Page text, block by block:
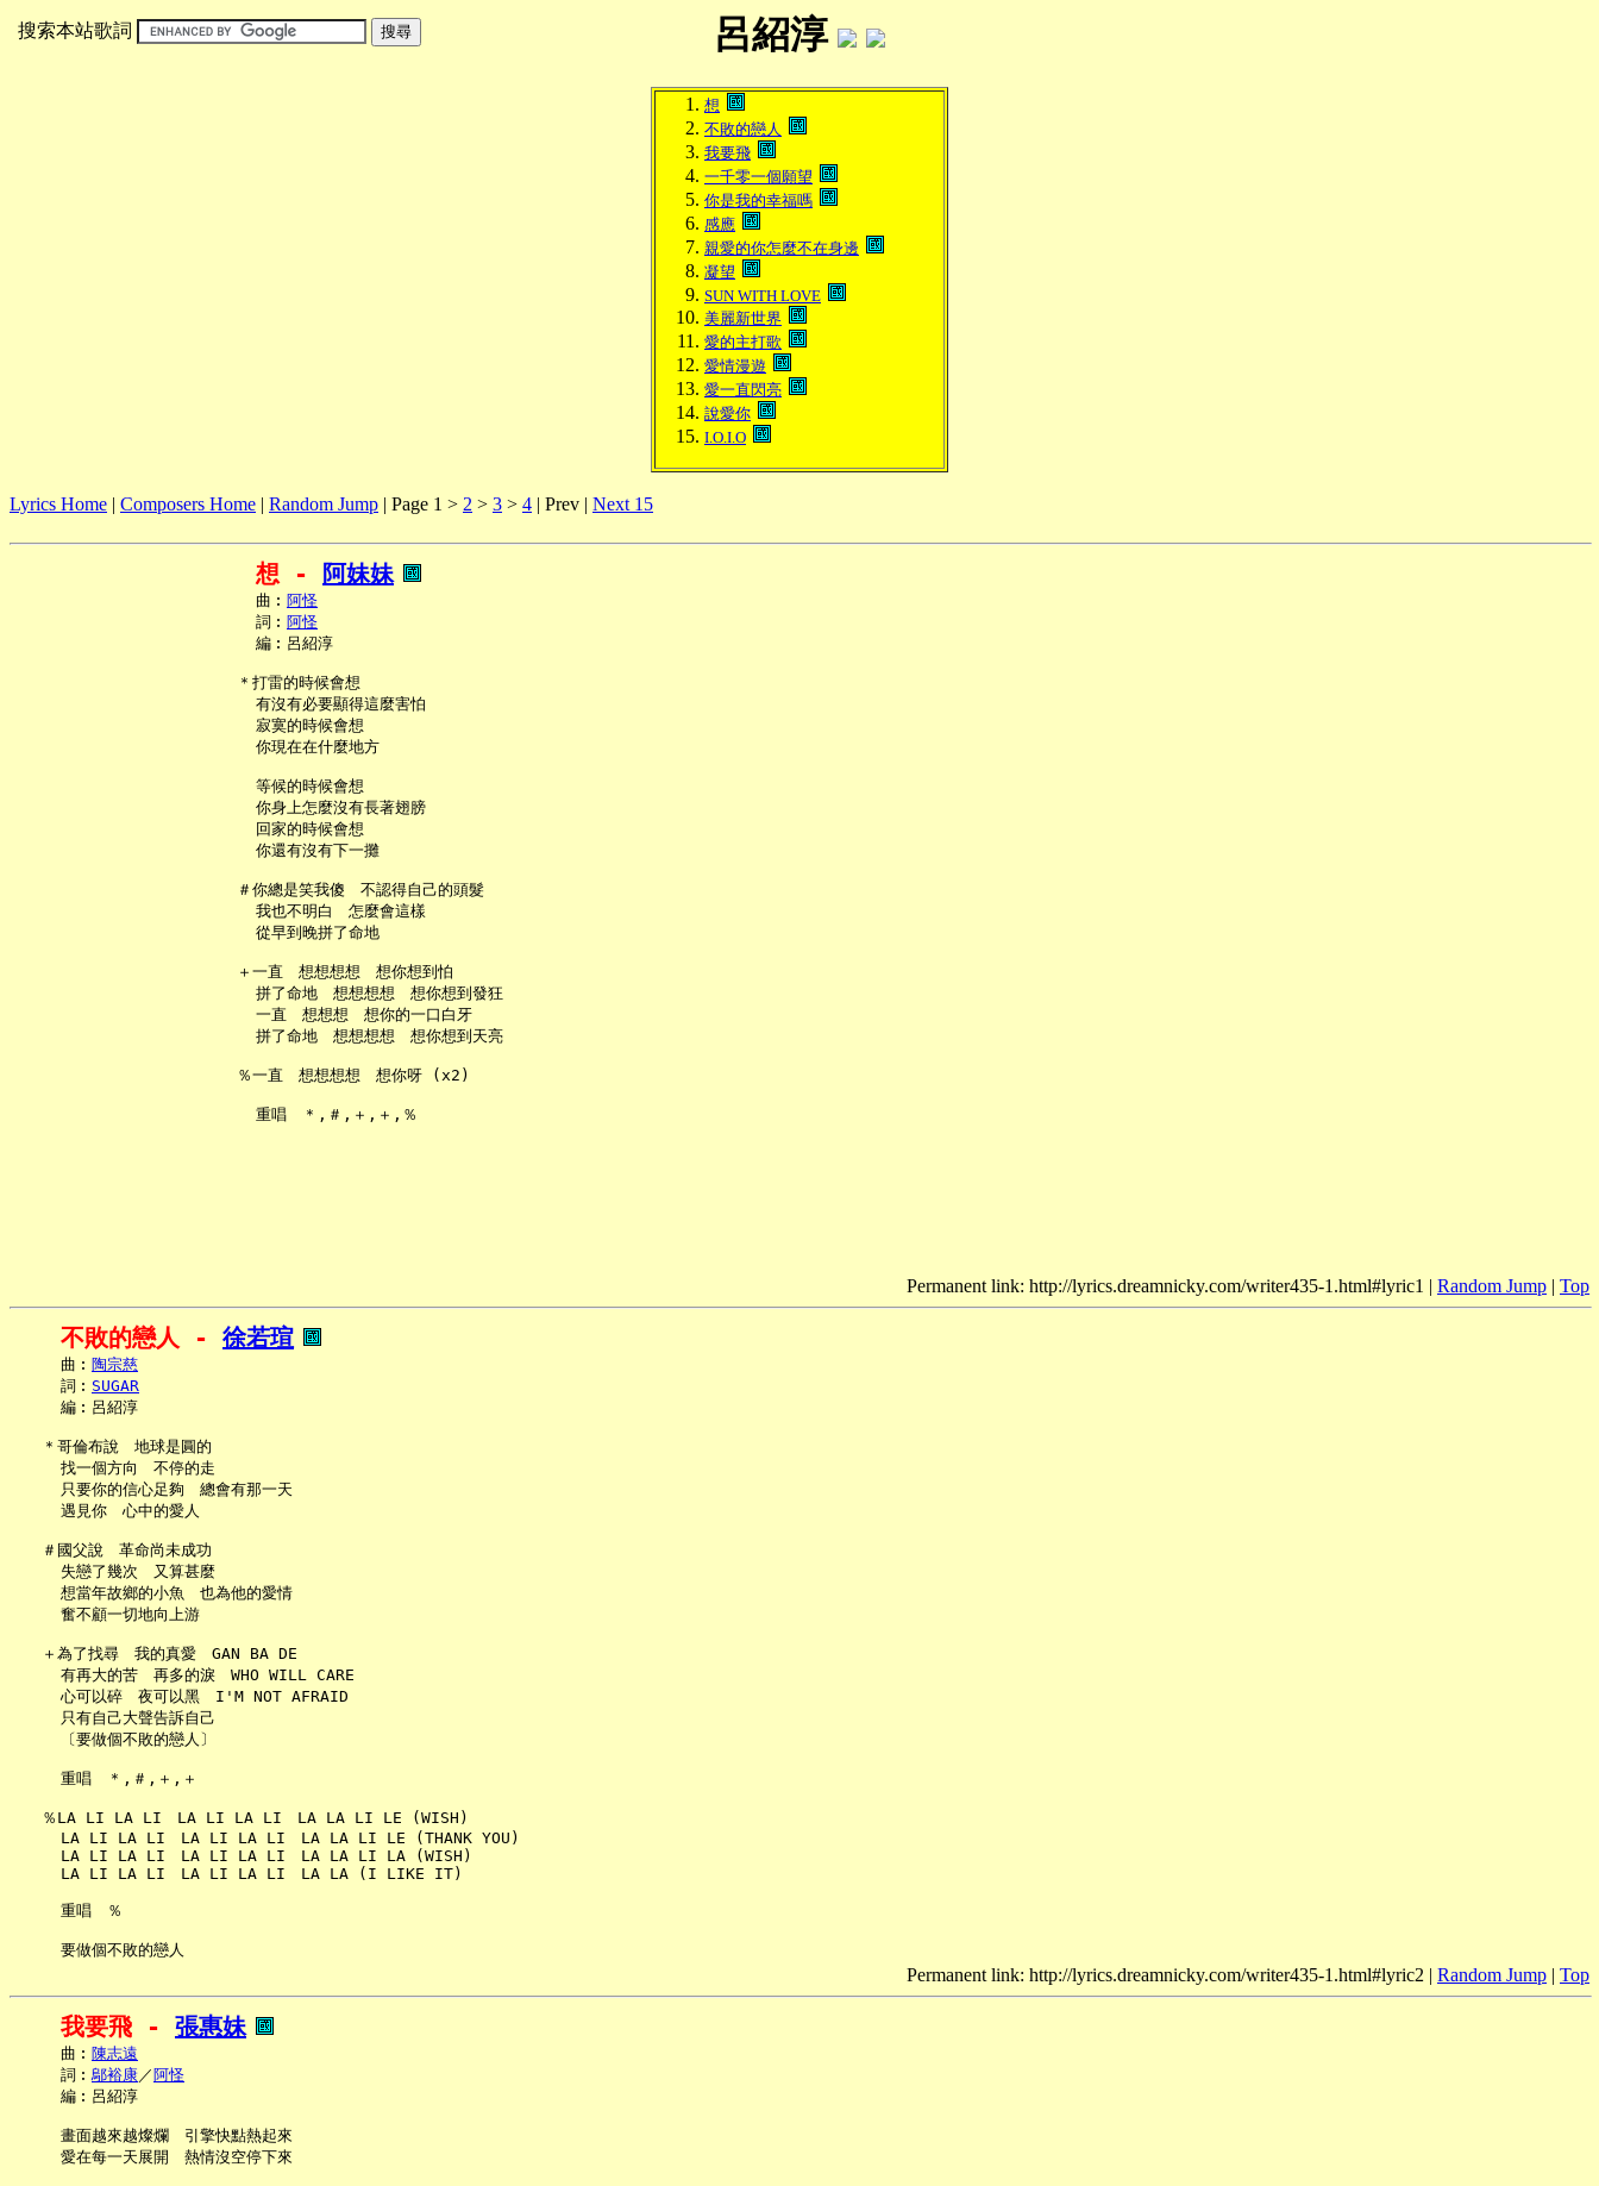
呂紹淳
搜索本站歌詞
想
不敗的戀人
我要飛
一千零一個願望
你是我的幸福嗎
感應
親愛的你怎麼不在身邊
凝望
SUN WITH LOVE
美麗新世界
愛的主打歌
愛情漫遊
愛一直閃亮
說愛你
I.O.I.O
Lyrics Home | Composers Home | Random Jump | Page 1 > 2 > 3 > 4 | Prev | Next 15
想 - 阿妹妹
     曲︰
阿怪
     詞︰
阿怪
     編︰呂紹淳
   ＊打雷的時候會想
     有沒有必要顯得這麼害怕
     寂寞的時候會想
     你現在在什麼地方
     等候的時候會想
     你身上怎麼沒有長著翅膀
     回家的時候會想
     你還有沒有下一攤
   ＃你總是笑我傻　不認得自己的頭髮
     我也不明白　怎麼會這樣
     從早到晚拼了命地
   ＋一直　想想想想　想你想到怕
     拼了命地　想想想想　想你想到發狂
     一直　想想想　想你的一口白牙
     拼了命地　想想想想　想你想到天亮
   ％一直　想想想想　想你呀 (x2)
Permanent link: http://lyrics.dreamnicky.com/writer435-1.html#lyric1 | Random Jump | Top
不敗的戀人 - 徐若瑄
     曲︰
陶宗慈
     詞︰
SUGAR
     編︰呂紹淳
   ＊哥倫布說　地球是圓的
     找一個方向　不停的走
     只要你的信心足夠　總會有那一天
     遇見你　心中的愛人
   ＃國父說　革命尚未成功
     失戀了幾次　又算甚麼
     想當年故鄉的小魚　也為他的愛情
     奮不顧一切地向上游
   ＋為了找尋　我的真愛　GAN BA DE
     有再大的苦　再多的淚　WHO WILL CARE
     心可以碎　夜可以黑　I'M NOT AFRAID
     只有自己大聲告訴自己
     〔要做個不敗的戀人〕
     重唱　＊,＃,＋,＋
   ％LA LI LA LI　LA LI LA LI　LA LA LI LE (WISH)
     LA LI LA LI　LA LI LA LI　LA LA LI LE (THANK YOU)
     LA LI LA LI　LA LI LA LI　LA LA LI LA (WISH)
     LA LI LA LI　LA LI LA LI　LA LA (I LIKE IT)
     重唱　％
Permanent link: http://lyrics.dreamnicky.com/writer435-1.html#lyric2 | Random Jump | Top
我要飛 - 張惠妹
     曲︰
陳志遠
     詞︰
鄔裕康／ 阿怪
     編︰呂紹淳
     畫面越來越燦爛　引擎快點熱起來
     愛在每一天展開　熱情沒空停下來